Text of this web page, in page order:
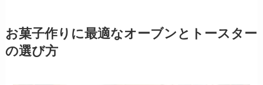
お菓子作りに最適なオーブンとトースター
の選び方